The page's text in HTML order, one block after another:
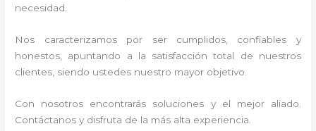
necesidad.
Nos caracterizamos por ser cumplidos, confiables y
honestos, apuntando a la satisfacción total de nuestros
clientes, siendo ustedes nuestro mayor objetivo.
Con nosotros encontrarás soluciones y el mejor aliado.
Contáctanos y disfruta de la más alta experiencia.